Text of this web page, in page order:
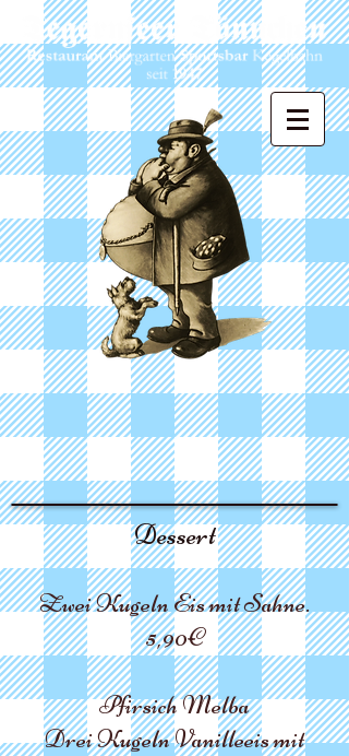
Dessert
Zwei Kugeln Eis mit Sahne.
5,90€
Pfirsich Melba
Drei Kugeln Vanilleeismit